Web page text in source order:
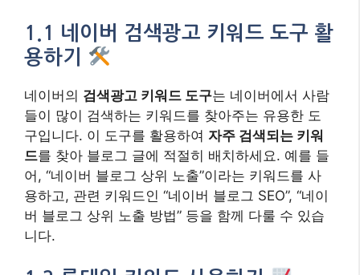
1.1 네이버 검색광고 키워드 도구 활
용하기
네이버의 검색광고 키워드 도구는 네이버에서 사람
들이 많이 검색하는 키워드를 찾아주는 유용한 도
구입니다. 이 도구를 활용하여 자주 검색되는 키워
드를 찾아 블로그 글에 적절히 배치하세요. 예를 들
어, “네이버 블로그 상위 노출”이라는 키워드를 사
용하고, 관련 키워드인 “네이버 블로그 SEO”, “네이
버 블로그 상위 노출 방법” 등을 함께 다룰 수 있습
니다.